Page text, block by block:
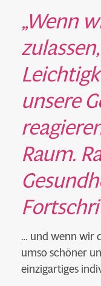
„Wenn
unsere
Raum.
… und wenn wir
umso schöner
einzigartiges